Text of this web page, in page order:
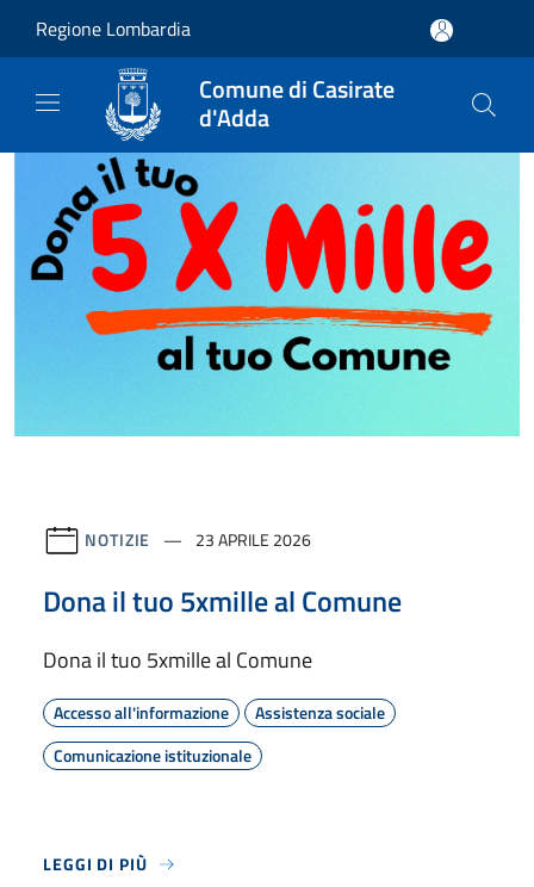
Regione Lombardia
Comune di Casirate
d'Adda
NOTIZIE 23 APRILE 2026
Dona il tuo 5xmille al Comune
Dona il tuo 5xmille al Comune
Accesso all'informazione
Assistenza sociale
Comunicazione istituzionale
LEGGI DI PIÙ